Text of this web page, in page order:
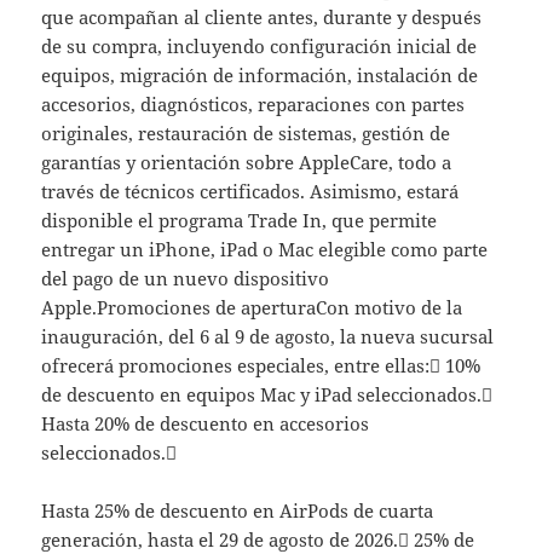
que acompañan al cliente antes, durante y después
de su compra, incluyendo configuración inicial de
equipos, migración de información, instalación de
accesorios, diagnósticos, reparaciones con partes
originales, restauración de sistemas, gestión de
garantías y orientación sobre AppleCare, todo a
través de técnicos certificados. Asimismo, estará
disponible el programa Trade In, que permite
entregar un iPhone, iPad o Mac elegible como parte
del pago de un nuevo dispositivo
Apple.Promociones de aperturaCon motivo de la
inauguración, del 6 al 9 de agosto, la nueva sucursal
ofrecerá promociones especiales, entre ellas: 10%
de descuento en equipos Mac y iPad seleccionados.
Hasta 20% de descuento en accesorios
seleccionados.
Hasta 25% de descuento en AirPods de cuarta
generación, hasta el 29 de agosto de 2026. 25% de